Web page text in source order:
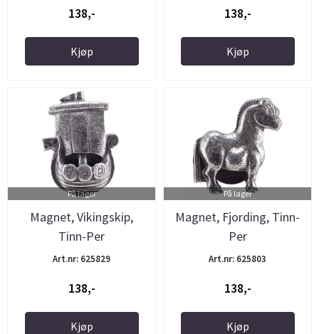
138,-
Kjøp
138,-
Kjøp
På lager
Magnet, Vikingskip,
Tinn-Per
Art.nr: 625829
138,-
Kjøp
På lager
Magnet, Fjording, Tinn-
Per
Art.nr: 625803
138,-
Kjøp